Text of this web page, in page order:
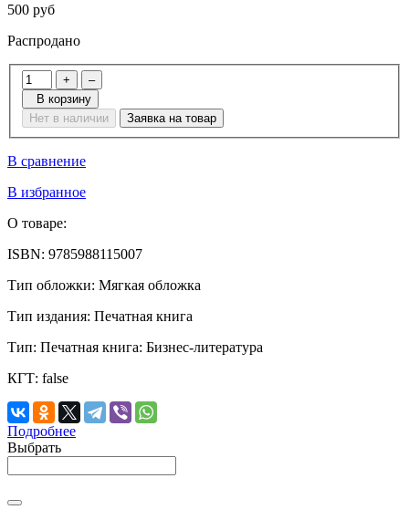
500 руб
Распродано
+
–
В корзину
Нет в наличии
Заявка на товар
В сравнение
В избранное
О товаре:
ISBN: 9785988115007
Тип обложки: Мягкая обложка
Тип издания: Печатная книга
Тип: Печатная книга: Бизнес-литература
КГТ: false
Подробнее
Выбрать